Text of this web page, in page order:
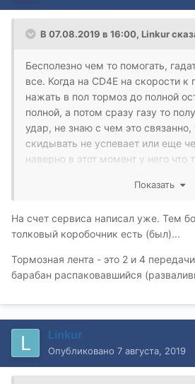
В 07.08.2019 в 16:00, Linkur
Бесполезно чем то помогать,
все. Когда на CD4E на скорости
нажать в пол тормоз до полной
полной, а потом сразу газу то
удар, не знаю с чем это связанно,
скидывать не успевает или еще
наверно в этот момент у него что
Показать
На счет сервиса написал уже. Тем
толковый коробочник есть (был)...
Тормозная лента - это 2 и 4
барабан распаковавшийся
Linkur
Опубликовано 7 августа, 2019